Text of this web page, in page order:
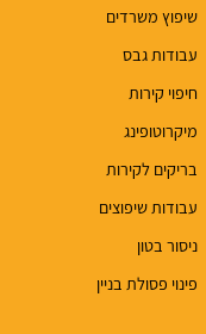
שיפוץ משרדים
עבודות גבס
חיפוי קירות
מיקרוטופינג
בריקים לקירות
עבודות שיפוצים
ניסור בטון
פינוי פסולת בניין